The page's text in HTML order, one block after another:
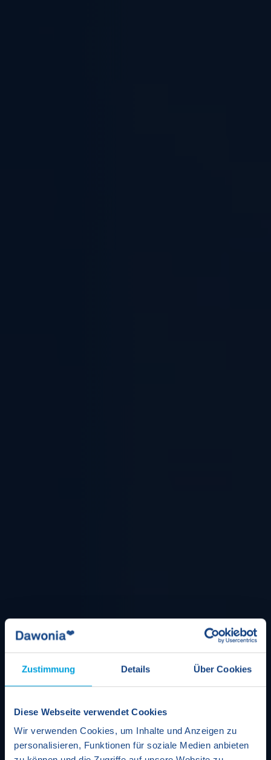
Zustimmung Details Über Cookies
Diese Webseite verwendet Cookies
Wir verwenden Cookies, um Inhalte und Anzeigen zu
personalisieren, Funktionen für soziale Medien anbieten